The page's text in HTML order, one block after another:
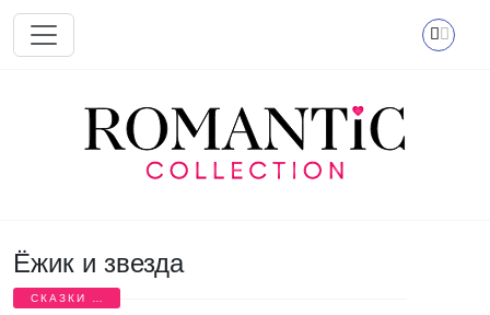
Перейти к основному содержанию
Ёжик и звезда
СКАЗКИ О